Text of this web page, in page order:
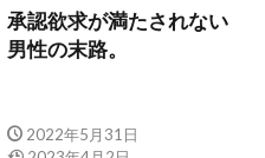
承認欲求が満たされない
男性の末路。
2022年5月31日